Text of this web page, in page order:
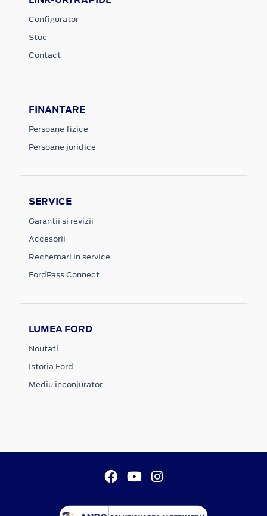
Configurator
Stoc
Contact
FINANTARE
Persoane fizice
Persoane juridice
SERVICE
Garantii si revizii
Accesorii
Rechemari in service
FordPass Connect
LUMEA FORD
Noutati
Istoria Ford
Mediu inconjurator